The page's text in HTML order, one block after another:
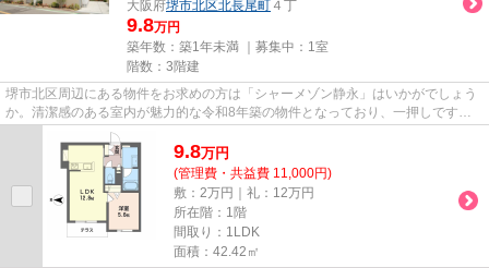
大阪府堺市北区北長尾町 ４丁
9.8万円
築年数：築1年未満 ｜募集中： 1室
階数：3階建
堺市北区周辺にある物件をお求めの方は「シャーメゾン静永」はいかがでしょう
か。清潔感のある室内が魅力的な令和8年築の物件となっており、一押しです。
あると使い勝手がよく利便性が...
9.8万円
(管理費・共益費 11,000円)
敷：2万円｜礼：12万円
所在階：1階
間取り：1LDK
面積：42.42㎡